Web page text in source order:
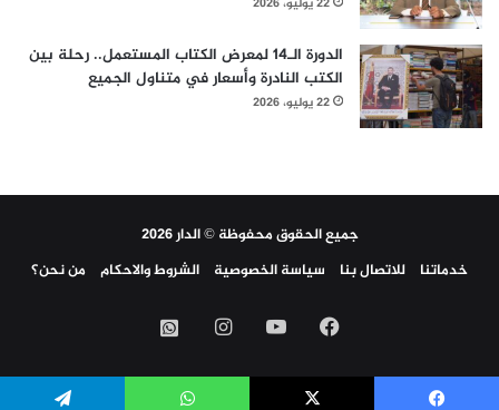
الدورة الـ14 لمعرض الكتاب المستعمل.. رحلة بين
الكتب النادرة وأسعار في متناول الجميع
22 يوليو، 2026
جميع الحقوق محفوظة © الدار 2026
خدماتنا
للاتصال بنا سياسة الخصوصية الشروط والاحكام من نحن؟
فيسبوك‫YouTubeانستقرامواتساب